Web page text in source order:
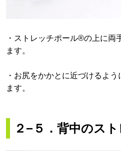
・ストレッチポール®の上に両
ます。
・お尻をかかとに近づけるよ
ます。
２−５．背中のス